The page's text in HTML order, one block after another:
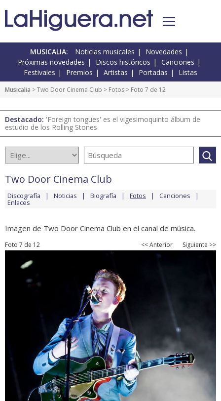
MUSICALIA: Noticias musicales
Novedades
Próximas novedades
Discos históricos
Canciones
Festivales
Premios Artistas Portadas Listas
Musicalia >Two Door Cinema Club > Fotos > Foto 7 de 12
Destacado: 'Foreign tongues' es el vigesimoquinto álbum de
estudio de los Rolling Stones
Two Door Cinema Club
Discografía Noticias Biografía Fotos Canciones
Enlaces
Imagen de Two Door Cinema Club en el canal de música.
Foto 7 de 12 << Anterior Siguiente >>